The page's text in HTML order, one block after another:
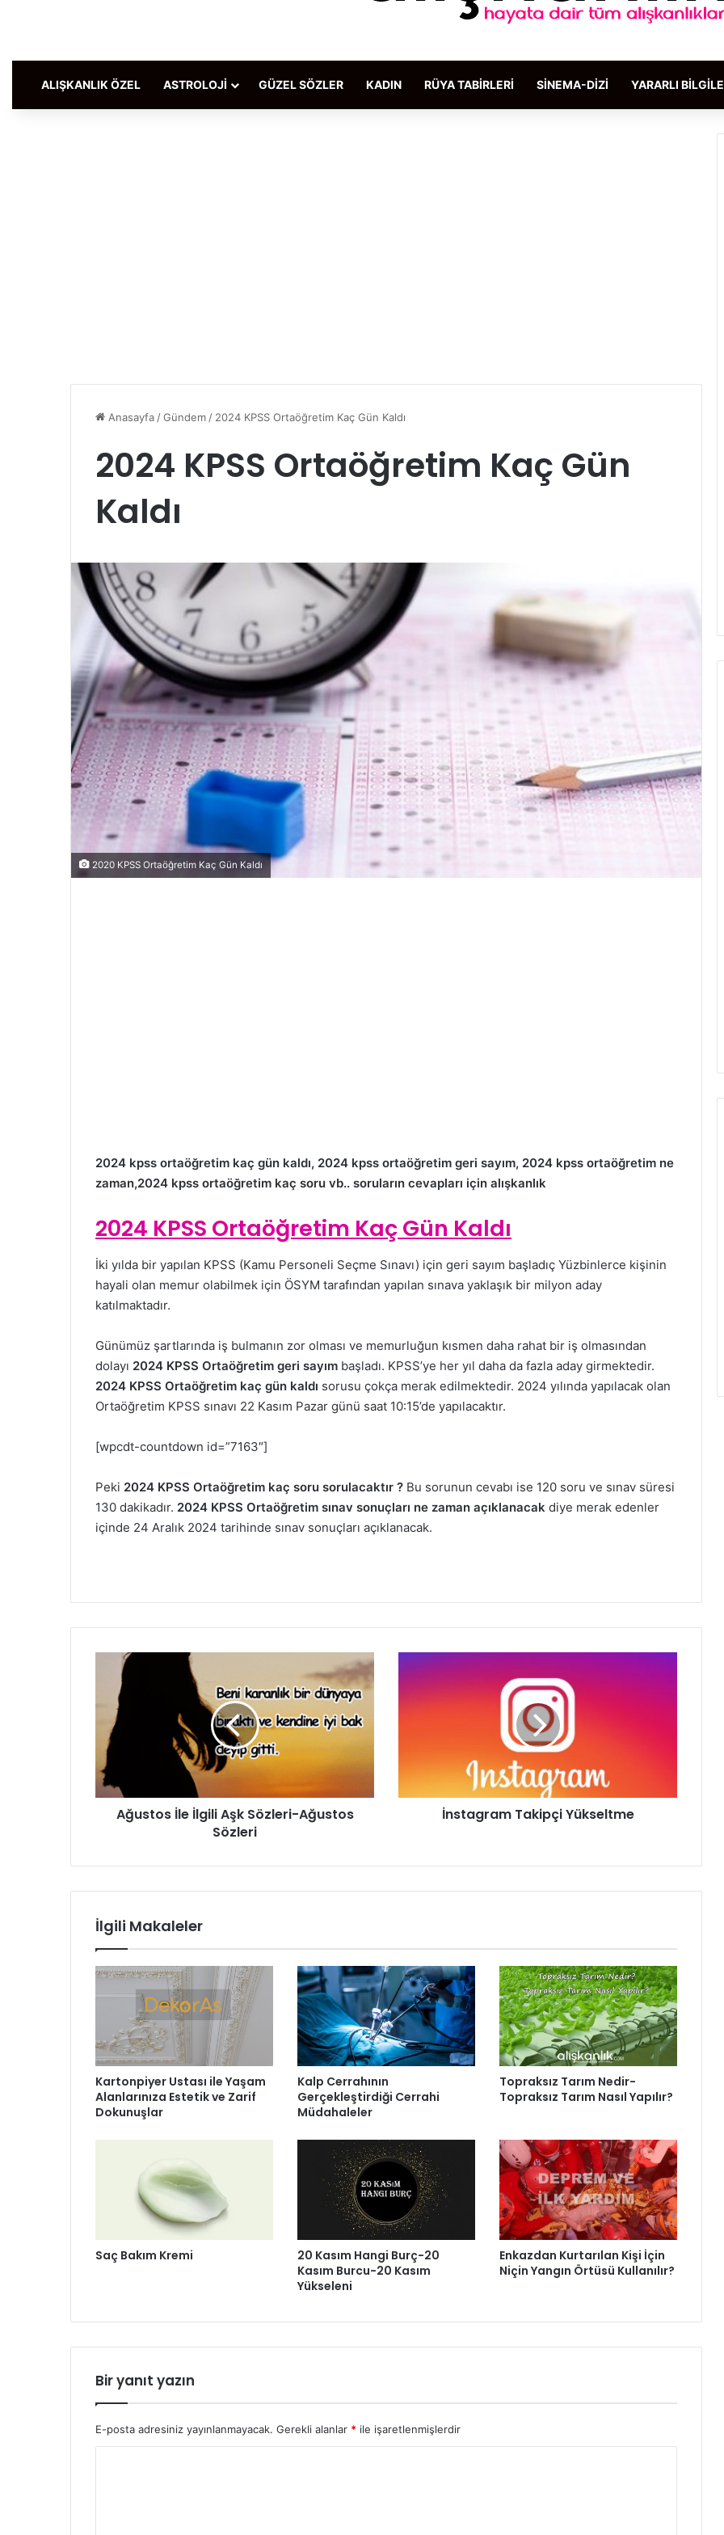
ALIŞKANLIK ÖZEL ASTROLOJI GÜZEL SÖZLER KADIN RÜYA TABIRLERI SINEMA-DIZI YARARLI
Anasayfa /Gündem / 2024 KPSS Ortaöğretim Kaç Gün Kaldı
2024 KPSS Ortaöğretim Kaç Gün
Kaldı
2020 KPSS Ortaöğretim Kaç Gün Kaldı
2024 kpss ortaöğretim kaç gün kaldı, 2024 kpss ortaöğretim geri sayım, 2024 kpss ortaöğretim ne
zaman,2024 kpss ortaöğretim kaç soru vb.. soruların cevapları için alışkanlık
2024 KPSS Ortaöğretim Kaç Gün Kaldı
İki yılda bir yapılan KPSS (Kamu Personeli Seçme Sınavı) için geri sayım başladıç Yüzbinlerce kişinin
hayali olan memur olabilmek için ÖSYM tarafından yapılan sınava yaklaşık bir milyon aday
katılmaktadır.
Günümüz şartlarında iş bulmanın zor olması ve memurluğun kısmen daha rahat bir iş olmasından
dolayı 2024 KPSS Ortaöğretim geri sayım başladı. KPSS’ye her yıl daha da fazla aday girmektedir.
2024 KPSS Ortaöğretim kaç gün kaldı sorusu çokça merak edilmektedir. 2024 yılında yapılacak olan
Ortaöğretim KPSS sınavı 22 Kasım Pazar günü saat 10:15’de yapılacaktır.
[wpcdt-countdown id=”7163″]
Peki 2024 KPSS Ortaöğretim kaç soru sorulacaktır ? Bu sorunun cevabı ise 120 soru ve sınav süresi
130 dakikadır. 2024 KPSS Ortaöğretim sınav sonuçları ne zaman açıklanacak diye merak edenler
içinde 24 Aralık 2024 tarihinde sınav sonuçları açıklanacak.
Ağustos
Sözleri-
Ağustos
Sözleri
Ağustos İle İlgili Aşk Sözleri-Ağustos
Sözleri
İnstagram
İnstagram Takipçi Yükseltme
İlgili Makaleler
Kartonpiyer Ustası ile Yaşam
Alanlarınıza Estetik ve Zarif
Dokunuşlar
Kalp Cerrahının
Gerçekleştirdiği Cerrahi
Müdahaleler
Topraksız Tarım Nedir-
Topraksız Tarım Nasıl Yapılır?
Saç Bakım Kremi
20 Kasım Hangi Burç-20
Kasım Burcu-20 Kasım
Yükseleni
Enkazdan Kurtarılan Kişi İçin
Niçin Yangın Örtüsü Kullanılır?
Bir yanıt yazın
E-posta adresiniz yayınlanmayacak. Gerekli alanlar * ile işaretlenmişlerdir